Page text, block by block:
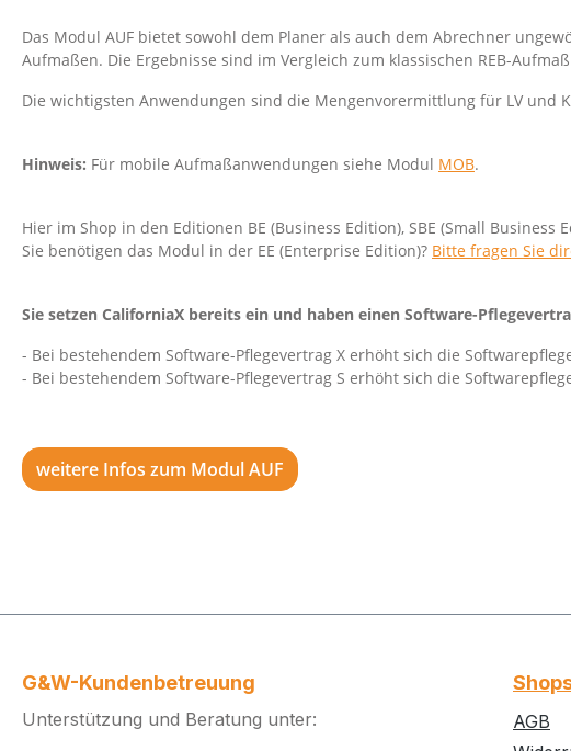
Das Modul AUF bietet sowohl dem Planer als auch dem Abrechner
Aufmaßen. Die Ergebnisse sind im Vergleich zum klassischen REB-
Die wichtigsten Anwendungen sind die Mengenvorermittlung für LV und
Hinweis: Für mobile Aufmaßanwendungen siehe Modul MOB.
Hier im Shop in den Editionen BE (Business Edition), SBE (Small Business
Sie benötigen das Modul in der EE (Enterprise Edition)? Bitte fragen Sie
Sie setzen CaliforniaX bereits ein und haben einen Software-
- Bei bestehendem Software-Pflegevertrag X erhöht sich die
- Bei bestehendem Software-Pflegevertrag S erhöht sich die
weitere Infos zum Modul AUF
G&W-Kundenbetreuung
Unterstützung und Beratung unter:
AGB